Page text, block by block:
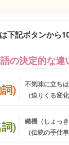
下記ボタンから
の決定的な違
)
不気味に立ち
（迫りくる変
)
織機（しょっき
（伝統の手仕